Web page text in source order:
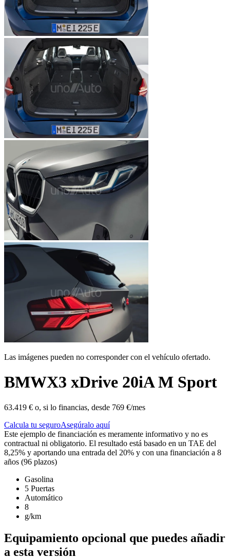
Las imágenes pueden no corresponder con el vehículo ofertado.
BMWX3 xDrive 20iA M Sport
63.419 € o, si lo financias, desde 769 €/mes
Calcula tu seguroAsegúralo aquí
Este ejemplo de financiación es meramente informativo y no es
contractual ni obligatorio. El resultado está basado en un TAE del
8,25% y aportando una entrada del 20% y con una financiación a 8
años (96 plazos)
Gasolina
5 Puertas
Automático
8
g/km
Equipamiento opcional que puedes añadir
a esta versión